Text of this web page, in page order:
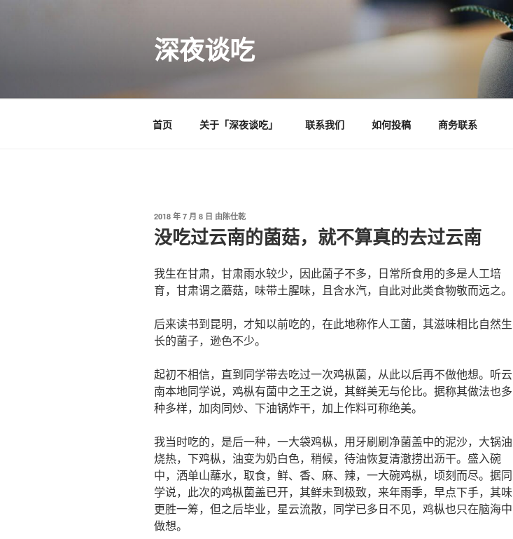
深夜谈吃
首页 关于「深夜谈吃」 联系我们 如何投稿 商务联系
发
布
于
2018 年 7 月 8 日 由陈仕乾
没吃过云南的菌菇，就不算真的去过云南
我生在甘肃，甘肃雨水较少，因此菌子不多，日常所食用的多是人工培
育，甘肃谓之蘑菇，味带土腥味，且含水汽，自此对此类食物敬而远之。
后来读书到昆明，才知以前吃的，在此地称作人工菌，其滋味相比自然生
长的菌子，逊色不少。
起初不相信，直到同学带去吃过一次鸡枞菌，从此以后再不做他想。听云
南本地同学说，鸡枞有菌中之王之说，其鲜美无与伦比。据称其做法也多
种多样，加肉同炒、下油锅炸干，加上作料可称绝美。
我当时吃的，是后一种，一大袋鸡枞，用牙刷刷净菌盖中的泥沙，大锅油
烧热，下鸡枞，油变为奶白色，稍候，待油恢复清澈捞出沥干。盛入碗
中，洒单山蘸水，取食，鲜、香、麻、辣，一大碗鸡枞，顷刻而尽。据同
学说，此次的鸡枞菌盖已开，其鲜未到极致，来年雨季，早点下手，其味
更胜一筹，但之后毕业，星云流散，同学已多日不见，鸡枞也只在脑海中
做想。